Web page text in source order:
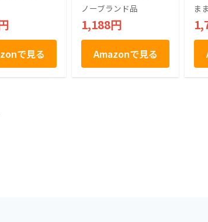
個入り 福
長登屋
で見る
レート ホワイトチョ
コ チーズ チーズク
リーム スイーツ 個
包装 優雅菓集
ノーブランド品
1,188円
Amazonで見る
ま